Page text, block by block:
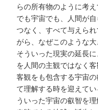
らの所有物のように考
でも宇宙でも、人間が
つなく、すべて与えら
がら、なぜこのような
そういった現実の延長
を人間の主観ではなく
客観をも包含する宇宙
て理解する時を迎えて
ういった宇宙の叡智を